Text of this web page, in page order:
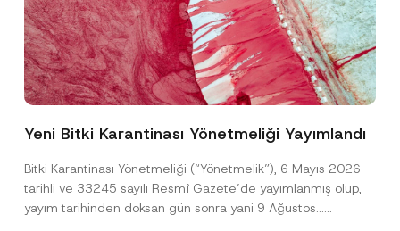
Yeni Bitki Karantinası Yönetmeliği Yayımlandı
Bitki Karantinası Yönetmeliği (“Yönetmelik”), 6 Mayıs 2026
tarihli ve 33245 sayılı Resmî Gazete’de yayımlanmış olup,
yayım tarihinden doksan gün sonra yani 9 Ağustos...
Ad*
Firma